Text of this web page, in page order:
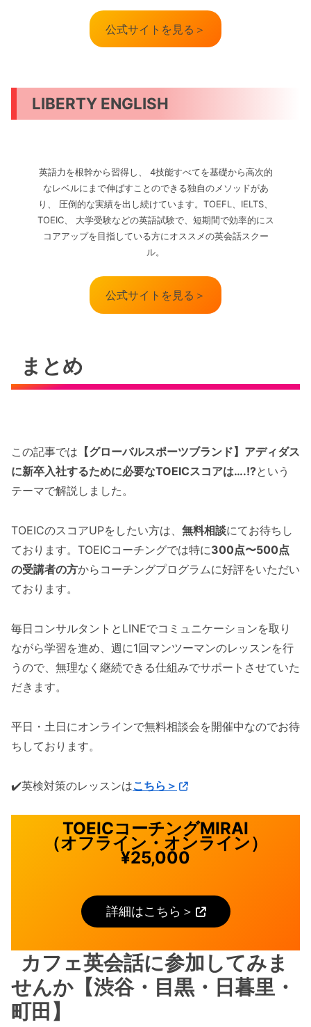
公式サイトを見る＞
LIBERTY ENGLISH
英語力を根幹から習得し、 4技能すべてを基礎から高次的
なレベルにまで伸ばすことのできる独自のメソッドがあ
り、 圧倒的な実績を出し続けています。TOEFL、IELTS、
TOEIC、 大学受験などの英語試験で、短期間で効率的にス
コアアップを目指している方にオススメの英会話スクー
ル。
公式サイトを見る＞
まとめ
この記事では 【グローバルスポーツブランド】アディダス
に新卒入社するために必要なTOEICスコアは….!?という
テーマで解説しました。
TOEICのスコアUPをしたい方は、 無料相談にてお待ちし
ております。TOEICコーチングでは特に300点〜500点
の受講者の方からコーチングプログラムに好評をいただい
ております。
毎日コンサルタントとLINEでコミュニケーションを取り
ながら学習を進め、週に1回マンツーマンのレッスンを行
うので、無理なく継続できる仕組みでサポートさせていた
だきます。
平日・土日にオンラインで無料相談会を開催中なのでお待
ちしております。
✔️英検対策のレッスンはこちら＞
TOEICコーチングMIRAI
（オフライン・オンライン）
¥25,000
詳細はこちら＞
カフェ英会話に参加してみま
せんか【渋谷・目黒・日暮里・
町田】